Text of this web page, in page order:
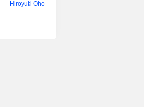
Hiroyuki Oho